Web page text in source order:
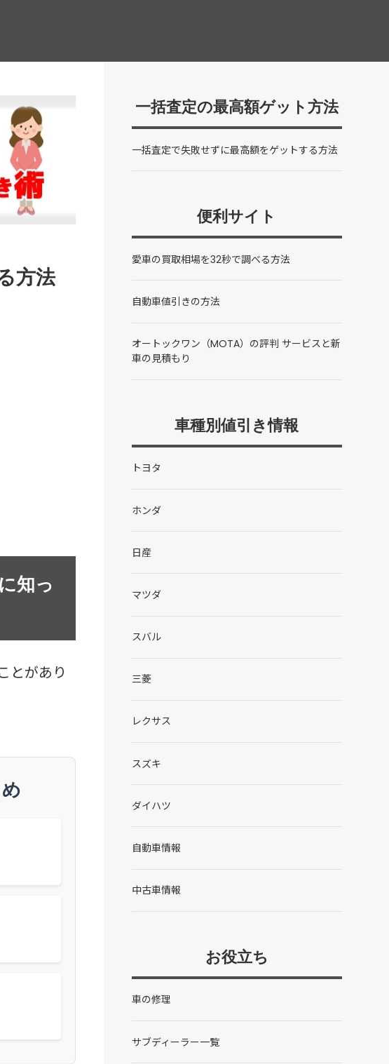
方法
知っ
とがあり
一括査定の最高額ゲット方法
一括査定で失敗せずに最高額をゲットする方法
便利サイト
愛車の買取相場を32秒で調べる方法
自動車値引きの方法
オートックワン（MOTA）の評判 サービスと新
車の見積もり
車種別値引き情報
トヨタ
ホンダ
日産
マツダ
スバル
三菱
レクサス
スズキ
ダイハツ
自動車情報
中古車情報
お役立ち
車の修理
サブディーラー一覧